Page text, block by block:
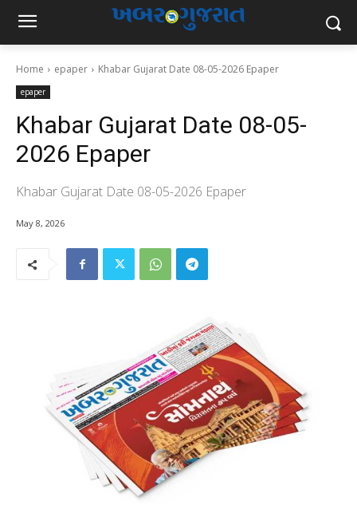
Home epaper Khabar Gujarat Date 08-05-2026 Epaper
epaper
Khabar Gujarat Date 08-05-
2026 Epaper
Khabar Gujarat Date 08-05-2026 Epaper
May 8, 2026